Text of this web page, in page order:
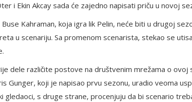
i Ekin Akcay sada će zajedno napisati priču u novoj
Kahraman, koja igra lik Pelin, neće biti u drugoj
u scenariju. Sa promenom scenarista, stekao se
dele različite postove na društvenim mrežama o ovoj
Gunger, koji je napisao prvu sezonu, uradio veoma
gledaoci, s druge strane, procenjuju da bi scenario